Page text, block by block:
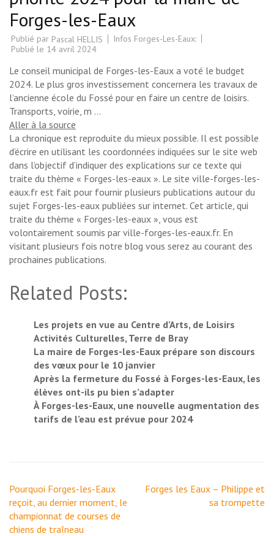
Forges-les-Eaux
Publié par Pascal HELLIS
Infos Forges-Les-Eaux:
Publié le 14 avril 2024
Le conseil municipal de Forges-les-Eaux a voté le budget
2024. Le plus gros investissement concernera les travaux de
l’ancienne école du Fossé pour en faire un centre de loisirs.
Transports, voirie, m …
Aller à la source
La chronique est reproduite du mieux possible. Il est possible
d’écrire en utilisant les coordonnées indiquées sur le site web
dans l’objectif d’indiquer des explications sur ce texte qui
traite du thème « Forges-les-eaux ». Le site ville-forges-les-
eaux.fr est fait pour fournir plusieurs publications autour du
sujet Forges-les-eaux publiées sur internet. Cet article, qui
traite du thème « Forges-les-eaux », vous est
volontairement soumis par ville-forges-les-eaux.fr. En
visitant plusieurs fois notre blog vous serez au courant des
prochaines publications.
Related Posts:
Les projets en vue au Centre d’Arts, de Loisirs
Activités Culturelles, Terre de Bray
La maire de Forges-les-Eaux prépare son discours
des vœux pour le 10 janvier
Après la fermeture du Fossé à Forges-les-Eaux, les
élèves ont-ils pu bien s’adapter
À Forges-les-Eaux, une nouvelle augmentation des
tarifs de l’eau est prévue pour 2024
Navigation
de
l’article
Pourquoi Forges-les-Eaux
reçoit, au dernier moment, le
championnat de courses de
chiens de traîneau
Forges les Eaux – Philippe et
sa trompette